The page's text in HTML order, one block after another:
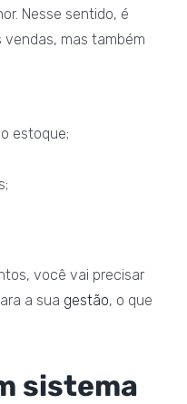
Nesse sentido, é
mas também
estoque;
você vai precisar
a sua gestão, o que
sistema